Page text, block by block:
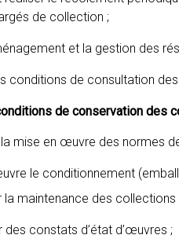
de collection ;
et la gestion des
conditions de consultation
de conservation des
mise en œuvre des normes
le conditionnement
la maintenance des collections
des constats d’état d’œuvres ;